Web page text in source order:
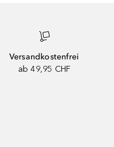
Versandkostenfrei
ab 49,95 CHF